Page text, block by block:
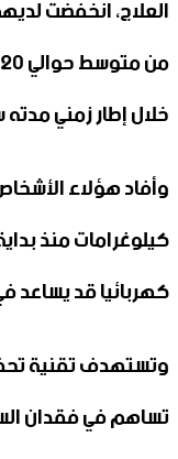
العلاج، انخفضت
خلال إطار زمني
كيلوغرامات منذ
كهربائيا قد يساعد
وتستهدف تقنية
تساهم في فقدان